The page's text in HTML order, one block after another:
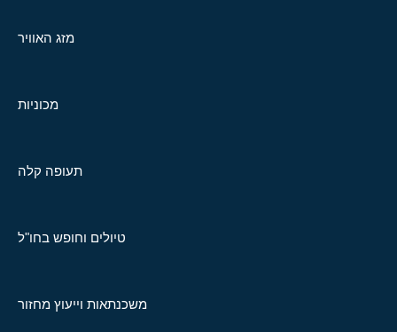
מזג האוויר
מכוניות
תעופה קלה
טיולים וחופש בחו"ל
משכנתאות וייעוץ מחזור